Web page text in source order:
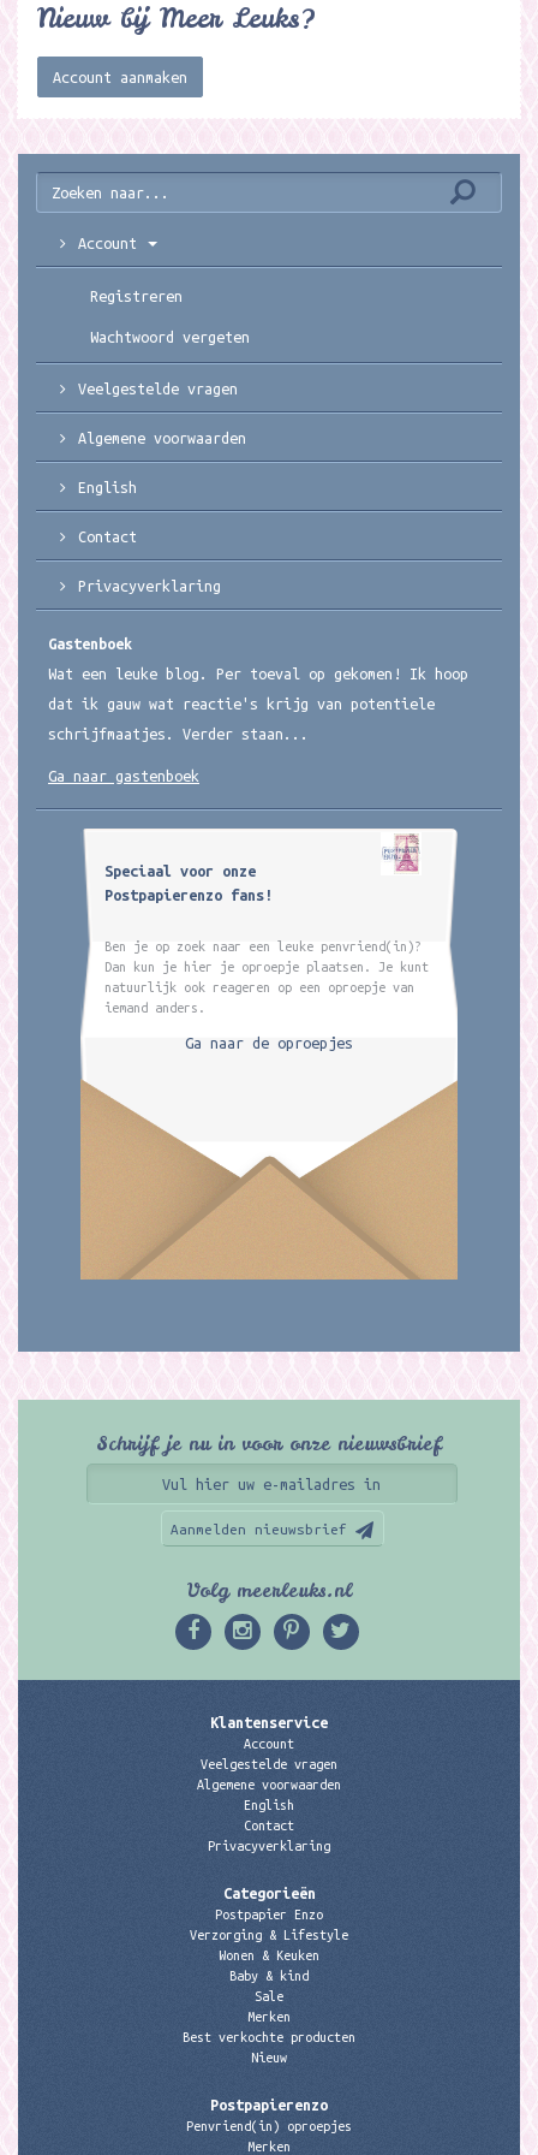
Nieuw bij Meer Leuks?
Account aanmaken
Account
Registreren
Wachtwoord vergeten
Veelgestelde vragen
Algemene voorwaarden
English
Contact
Privacyverklaring
Gastenboek
Wat een leuke blog. Per toeval op gekomen! Ik hoop
dat ik gauw wat reactie's krijg van potentiele
schrijfmaatjes. Verder staan...
Ga naar gastenboek
Speciaal voor onze
Postpapierenzo fans!
Ben je op zoek naar een leuke penvriend(in)?
Dan kun je hier je oproepje plaatsen. Je kunt
natuurlijk ook reageren op een oproepje van
iemand anders.
Ga naar de oproepjes
Schrijf je nu in voor onze nieuwsbrief
Aanmelden nieuwsbrief
Volg meerleuks.nl
Klantenservice
Account
Veelgestelde vragen
Algemene voorwaarden
English
Contact
Privacyverklaring
Categorieën
Postpapier Enzo
Verzorging & Lifestyle
Wonen & Keuken
Baby & kind
Sale
Merken
Best verkochte producten
Nieuw
Postpapierenzo
Penvriend(in) oproepjes
Merken